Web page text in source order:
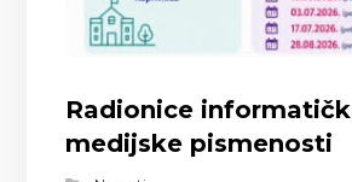
Radionice
medijske pismenosti